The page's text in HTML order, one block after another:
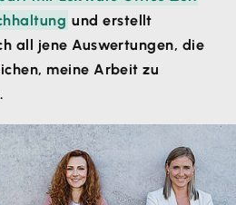
und erstellt
all jene Auswertungen, die
meine Arbeit zu